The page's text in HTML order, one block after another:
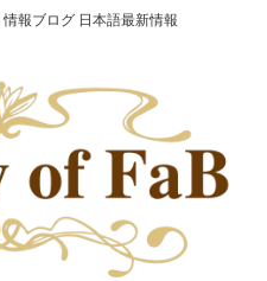
報ブログ 日本語最新情報